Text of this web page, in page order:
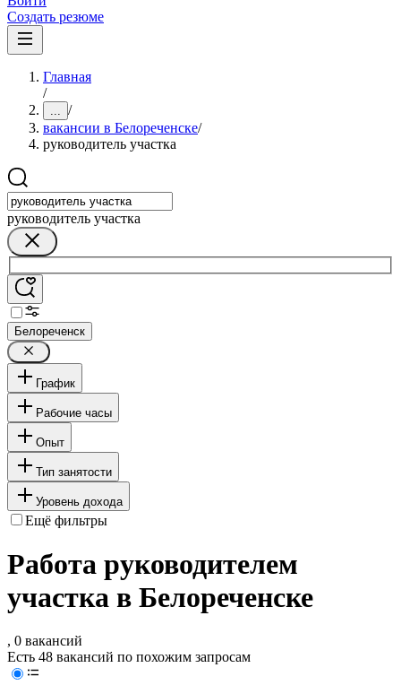
Создать резюме
Главная
/
... /
вакансии в Белореченске/
руководитель участка
руководитель участка
Белореченск
График
Рабочие часы
Опыт
Тип занятости
Уровень дохода
Ещё фильтры
Работа руководителем
участка в Белореченске
, 0 вакансий
Есть 48 вакансий по похожим запросам